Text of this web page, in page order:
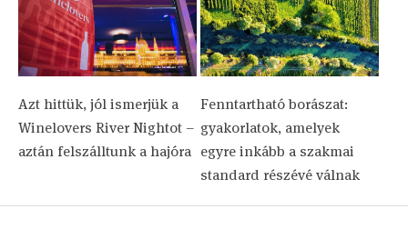
Azt hittük, jól ismerjük a
Winelovers River Nightot –
aztán felszálltunk a hajóra
Fenntartható borászat:
gyakorlatok, amelyek
egyre inkább a szakmai
standard részévé válnak